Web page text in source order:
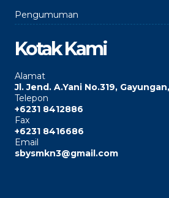
Pengumuman
Kotak Kami
Alamat
Jl. Jend. A.Yani No.319,
Telepon
+6231 8412886
Fax
+6231 8416686
Email
sbysmkn3@gmail.com